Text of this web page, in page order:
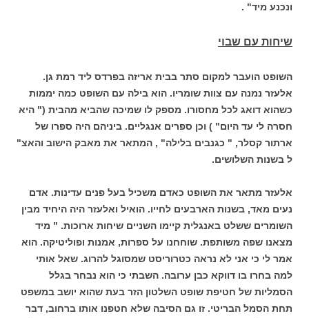
ונכנע מיד" .
שיחות עם שבוי
השופט הועבר למקום סתר בבית אריזה בפרדס ליד רמת גן.
אלעזר נמנה עם צוות שומריו. הוא בילה עם השופט כמה יממות
כשהוא דואג לכל מחסורו. מספק לו שמיכה שהביא מהבית (" היא
חסרה לי עד היום" ) וכן ספרים אנגליים. ביניהם היה ספרו של
ארתור קסלר, " כגנבים בלילה" , המתאר את מאבק הישוב והאצ"
ל בשנות השלושים.
אלעזר מתאר את השופט כאדם משכיל בעל פנים עדינות. אדם
נעים מאד, בשנות הארבעים לחייו. הואיל ואלעזר היה היחיד מבין
השומרים ששלט באנגלית קיימו השניים שיחות ארוכות. " מיד
מצאנו שפה משותפת. שוחחנו על ספרות, אמנות ופוליטיקה. הוא
אמר לי כי אני לא נראה כטרוריסט שמסוגל להרוג. שאל אותי
למה בחרו בו דווקא כבן ערובה. השבתי כי הוא נבחר בגלל
הסמליות של חטיפת שופט השלטון הזר בעת שהוא יושב במשפט
תחת הסמל הבריטי. זו גם הסיבה שלא חטפנו אותו ברחוב, דבר